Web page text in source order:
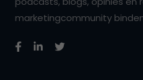
marketingcommunity